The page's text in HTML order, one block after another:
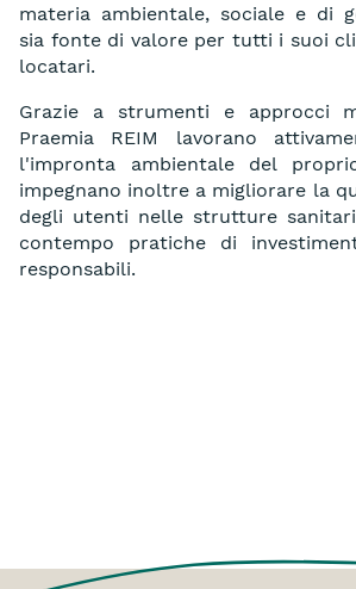
materia ambientale, sociale e di
sia fonte di valore per tutti i suoi
locatari.
Grazie a strumenti e approcci
Praemia REIM lavorano
l'impronta ambientale del
impegnano inoltre a migliorare la
degli utenti nelle strutture
contempo pratiche di
responsabili.